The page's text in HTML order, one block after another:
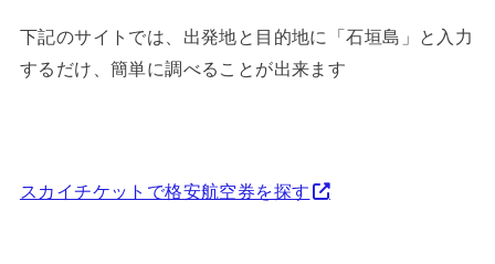
下記のサイトでは、出発地と目的地に「石垣島」と入力
するだけ、簡単に調べることが出来ます
スカイチケットで格安航空券を探す